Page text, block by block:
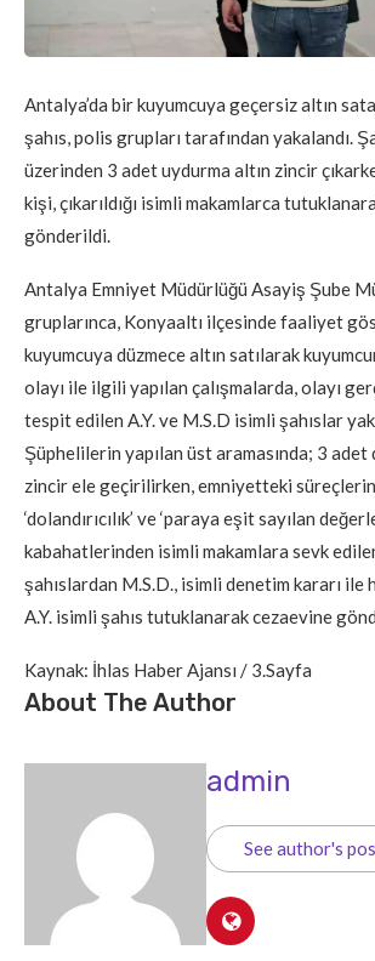
Antalya’da bir kuyumcuya geçersiz altın
şahıs, polis grupları tarafından yakalandı.
üzerinden 3 adet uydurma altın zincir
kişi, çıkarıldığı isimli makamlarca
gönderildi.
Antalya Emniyet Müdürlüğü Asayiş Şube
gruplarınca, Konyaaltı ilçesinde faaliyet
kuyumcuya düzmece altın satılarak
olayı ile ilgili yapılan çalışmalarda, olayı
tespit edilen A.Y. ve M.S.D isimli şahıslar
Şüphelilerin yapılan üst aramasında; 3 adet
zincir ele geçirilirken, emniyetteki
‘dolandırıcılık’ ve ‘paraya eşit sayılan
kabahatlerinden isimli makamlara sevk
şahıslardan M.S.D., isimli denetim kararı ile
A.Y. isimli şahıs tutuklanarak cezaevine
Kaynak: İhlas Haber Ajansı / 3.Sayfa
About The Author
admin
See author's